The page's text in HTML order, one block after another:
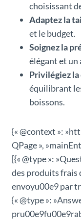
choisissant
Adaptez la
et le budget.
Soignez la
élégant et un
Privilégiez
équilibrant
boissons.
{« @context »:
QPage »,
[{« @type »:
des produits frais
envoyu00e9 par
{« @type »: